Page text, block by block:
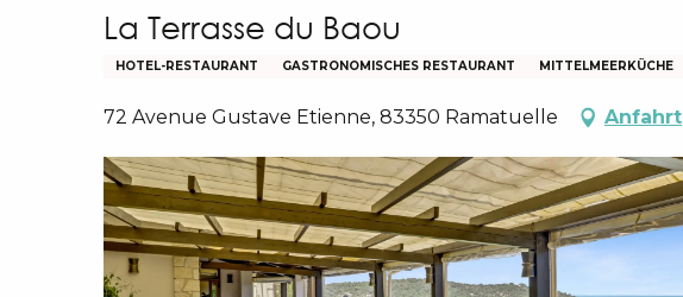
La Terrasse du Baou
HOTEL-RESTAURANT GASTRONOMISCHES RESTAURANT MITTELMEERKÜCHE
72 Avenue Gustave Etienne, 83350 Ramatuelle Anfahrt